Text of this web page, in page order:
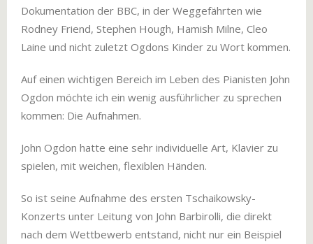
Dokumentation der BBC, in der Weggefährten wie
Rodney Friend, Stephen Hough, Hamish Milne, Cleo
Laine und nicht zuletzt Ogdons Kinder zu Wort kommen.
Auf einen wichtigen Bereich im Leben des Pianisten John
Ogdon möchte ich ein wenig ausführlicher zu sprechen
kommen: Die Aufnahmen.
John Ogdon hatte eine sehr individuelle Art, Klavier zu
spielen, mit weichen, flexiblen Händen.
So ist seine Aufnahme des ersten Tschaikowsky-
Konzerts unter Leitung von John Barbirolli, die direkt
nach dem Wettbewerb entstand, nicht nur ein Beispiel